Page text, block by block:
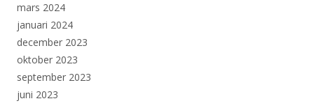
mars 2024
januari 2024
december 2023
oktober 2023
september 2023
juni 2023